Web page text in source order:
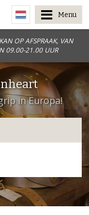
OP AFSPRAAK, VAN
09.00-21.00 UUR
Menu
in Europa!